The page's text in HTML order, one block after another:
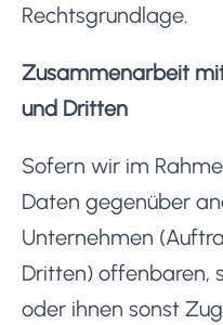
Rechtsgrundlage.
Zusammenarbeit
und Dritten
Sofern wir im
Daten gegenüber
Unternehmen
Dritten) offenbaren,
oder ihnen sonst